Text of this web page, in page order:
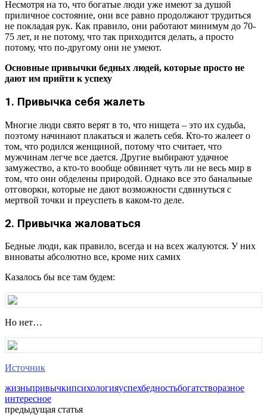
Несмотря на то, что богатые люди уже имеют за душой
приличное состояние, они все равно продолжают трудиться
не покладая рук. Как правило, они работают минимум до 70-
75 лет, и не потому, что так приходится делать, а просто
потому, что по-другому они не умеют.
Основные привычки бедных людей, которые просто не
дают им прийти к успеху
1. Привычка себя жалеть
Многие люди свято верят в то, что нищета – это их судьба,
поэтому начинают плакаться и жалеть себя. Кто-то жалеет о
том, что родился женщиной, потому что считает, что
мужчинам легче все дается. Другие выбирают удачное
замужество, а кто-то вообще обвиняет чуть ли не весь мир в
том, что они обделены природой. Однако все это банальные
отговорки, которые не дают возможности сдвинуться с
мертвой точки и преуспеть в каком-то деле.
2. Привычка жаловаться
Бедные люди, как правило, всегда и на всех жалуются. У них
виноваты абсолютно все, кроме них самих
Казалось бы все там будем:
Но нет…
Источник
жизньпривычкипсихологияуспехбедностьбогатстворазное
интересное
предыдущая статья